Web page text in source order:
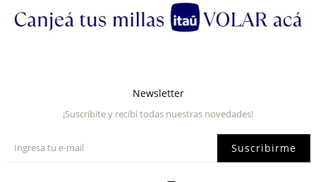
Newsletter
¡Suscribite y recibí todas nuestras novedades!
Suscribirme